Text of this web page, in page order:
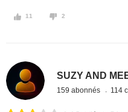
11 2
SUZY AND
159 abonnés 114